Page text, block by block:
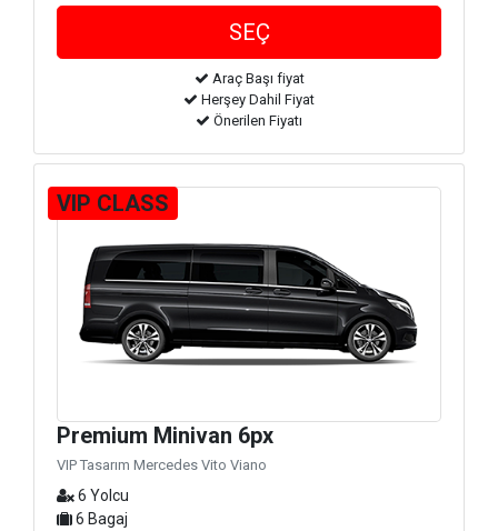
Araç Başı fiyat
Herşey Dahil Fiyat
Önerilen Fiyatı
VIP CLASS
Premium Minivan 6px
VIP Tasarım Mercedes Vito Viano
6 Yolcu
6 Bagaj